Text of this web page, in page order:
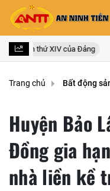
lần thứ XIV của Đảng
Trang chủ Bất động
Huyện Bảo
Đồng gia
nhà liền kề